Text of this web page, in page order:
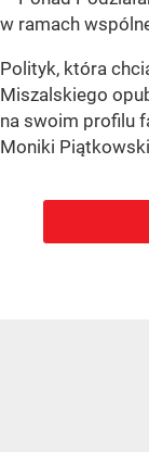
w ramach
Polityk, która
Miszalskiego
na swoim profilu
Moniki